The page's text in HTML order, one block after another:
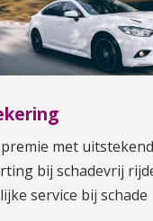
met
bij schadevrij
service bij schade